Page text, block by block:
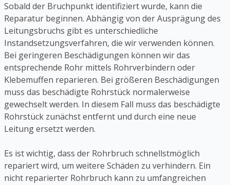
Sobald der Bruchpunkt identifiziert wurde, kann die
Reparatur beginnen. Abhängig von der Ausprägung des
Leitungsbruchs gibt es unterschiedliche
Instandsetzungsverfahren, die wir verwenden können.
Bei geringeren Beschädigungen können wir das
entsprechende Rohr mittels Rohrverbindern oder
Klebemuffen reparieren. Bei größeren Beschädigungen
muss das beschädigte Rohrstück normalerweise
gewechselt werden. In diesem Fall muss das beschädigte
Rohrstück zunächst entfernt und durch eine neue
Leitung ersetzt werden.
Es ist wichtig, dass der Rohrbruch schnellstmöglich
repariert wird, um weitere Schäden zu verhindern. Ein
nicht reparierter Rohrbruch kann zu umfangreichen